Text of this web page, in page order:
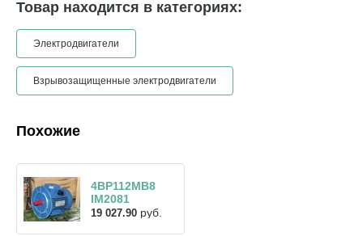
Товар находится в категориях:
Электродвигатели
Взрывозащищенные электродвигатели
Похожие
4ВР112МВ8
IM2081
19 027.90 руб.